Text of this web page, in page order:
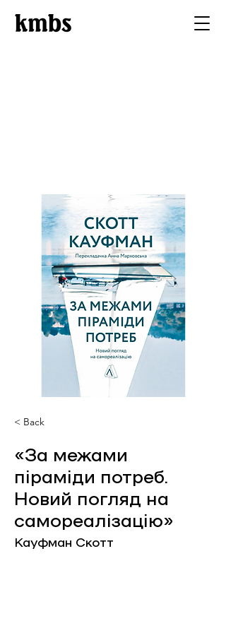
< Back
«За межами
піраміди потреб.
Новий погляд на
самореалізацію»
Кауфман Скотт